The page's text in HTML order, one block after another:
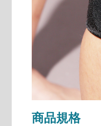
商品規格